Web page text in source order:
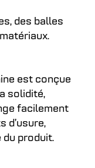
des balles
est conçue
solidité,
facilement
d’usure,
du produit.